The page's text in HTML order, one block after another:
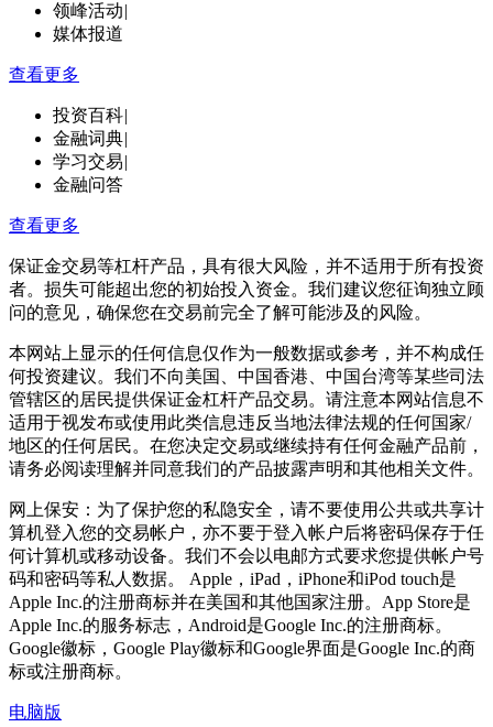
领峰活动|
媒体报道
查看更多
投资百科|
金融词典|
学习交易|
金融问答
查看更多
保证金交易等杠杆产品，具有很大风险，并不适用于所有投资
者。损失可能超出您的初始投入资金。我们建议您征询独立顾
问的意见，确保您在交易前完全了解可能涉及的风险。
本网站上显示的任何信息仅作为一般数据或参考，并不构成任
何投资建议。我们不向美国、中国香港、中国台湾等某些司法
管辖区的居民提供保证金杠杆产品交易。请注意本网站信息不
适用于视发布或使用此类信息违反当地法律法规的任何国家/
地区的任何居民。在您决定交易或继续持有任何金融产品前，
请务必阅读理解并同意我们的产品披露声明和其他相关文件。
网上保安：为了保护您的私隐安全，请不要使用公共或共享计
算机登入您的交易帐户，亦不要于登入帐户后将密码保存于任
何计算机或移动设备。我们不会以电邮方式要求您提供帐户号
码和密码等私人数据。 Apple，iPad，iPhone和iPod touch是
Apple Inc.的注册商标并在美国和其他国家注册。App Store是
Apple Inc.的服务标志，Android是Google Inc.的注册商标。
Google徽标，Google Play徽标和Google界面是Google Inc.的商
标或注册商标。
电脑版